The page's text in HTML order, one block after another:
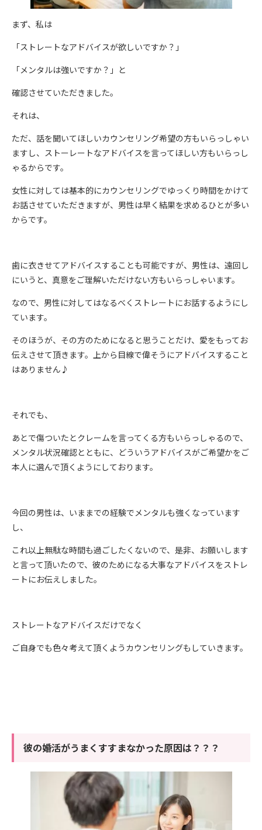
まず、私は
「ストレートなアドバイスが欲しいですか？」
「メンタルは強いですか？」と
確認させていただきました。
それは、
ただ、話を聞いてほしいカウンセリング希望の方もいらっしゃい
ますし、ストーレートなアドバイスを言ってほしい方もいらっし
ゃるからです。
女性に対しては基本的にカウンセリングでゆっくり時間をかけて
お話させていただきますが、男性は早く結果を求めるひとが多い
からです。
歯に衣きせてアドバイスすることも可能ですが、男性は、遠回し
にいうと、真意をご理解いただけない方もいらっしゃいます。
なので、男性に対してはなるべくストレートにお話するようにし
ています。
そのほうが、その方のためになると思うことだけ、愛をもってお
伝えさせて頂きます。上から目線で偉そうにアドバイスすること
はありません♪
それでも、
あとで傷ついたとクレームを言ってくる方もいらっしゃるので、
メンタル状況確認とともに、どういうアドバイスがご希望かをご
本人に選んで頂くようにしております。
今回の男性は、いままでの経験でメンタルも強くなっています
し、
これ以上無駄な時間も過ごしたくないので、是非、お願いします
と言って頂いたので、彼のためになる大事なアドバイスをストレ
ートにお伝えしました。
ストレートなアドバイスだけでなく
ご自身でも色々考えて頂くようカウンセリングもしていきます。
彼の婚活がうまくすすまなかった原因は？？？